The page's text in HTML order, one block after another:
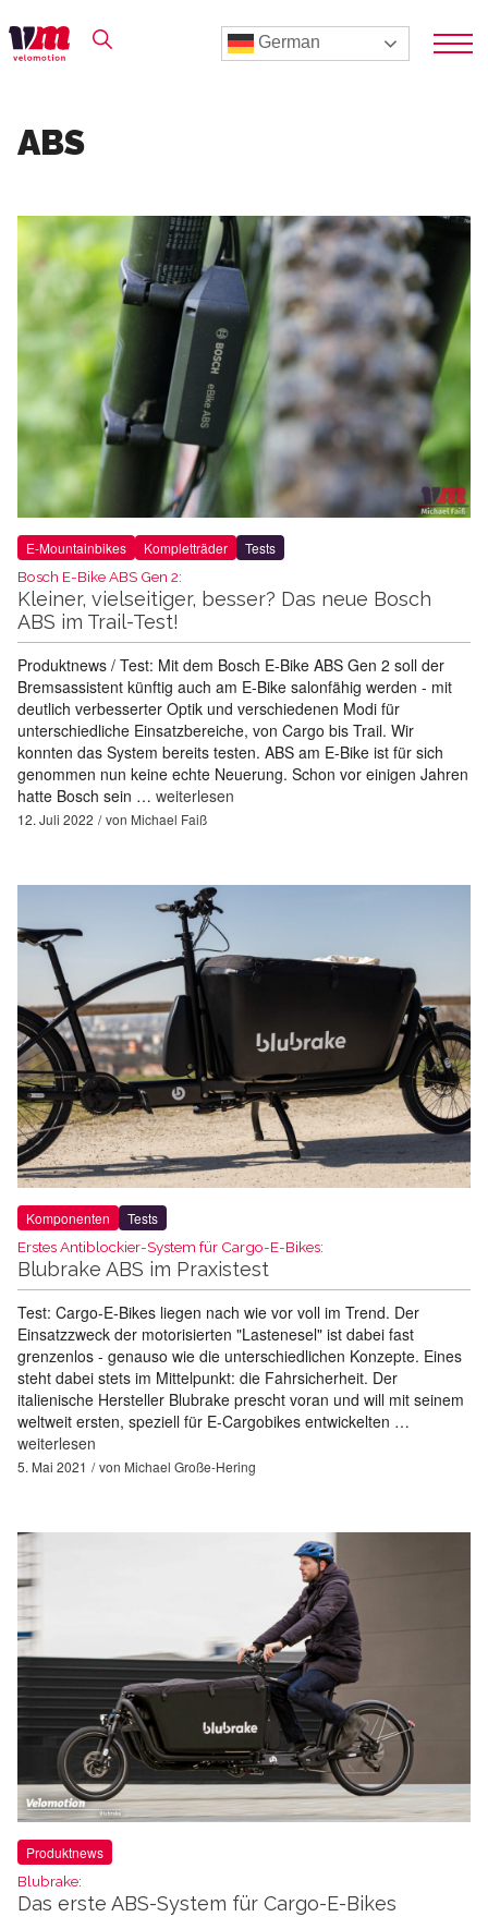
German
ABS
E-Mountainbikes Kompletträder Tests
Bosch E-Bike ABS Gen 2:
Kleiner, vielseitiger, besser? Das neue Bosch
ABS im Trail-Test!
Produktnews / Test: Mit dem Bosch E-Bike ABS Gen 2 soll der
Bremsassistent künftig auch am E-Bike salonfähig werden - mit
deutlich verbesserter Optik und verschiedenen Modi für
unterschiedliche Einsatzbereiche, von Cargo bis Trail. Wir
konnten das System bereits testen. ABS am E-Bike ist für sich
genommen nun keine echte Neuerung. Schon vor einigen Jahren
hatte Bosch sein … weiterlesen
12. Juli 2022 von Michael Faiß
Komponenten Tests
Erstes Antiblockier-System für Cargo-E-Bikes:
Blubrake ABS im Praxistest
Test: Cargo-E-Bikes liegen nach wie vor voll im Trend. Der
Einsatzzweck der motorisierten "Lastenesel" ist dabei fast
grenzenlos - genauso wie die unterschiedlichen Konzepte. Eines
steht dabei stets im Mittelpunkt: die Fahrsicherheit. Der
italienische Hersteller Blubrake prescht voran und will mit seinem
weltweit ersten, speziell für E-Cargobikes entwickelten …
weiterlesen
5. Mai 2021 von Michael Große-Hering
Produktnews
Blubrake:
Das erste ABS-System für Cargo-E-Bikes